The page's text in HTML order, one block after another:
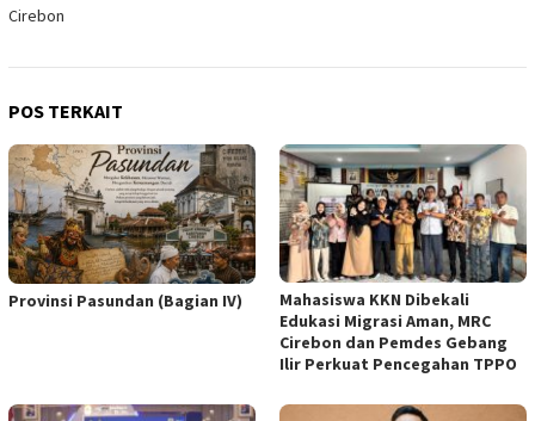
Cirebon
POS TERKAIT
Provinsi Pasundan (Bagian IV)
Mahasiswa KKN Dibekali
Edukasi Migrasi Aman, MRC
Cirebon dan Pemdes Gebang
Ilir Perkuat Pencegahan TPPO